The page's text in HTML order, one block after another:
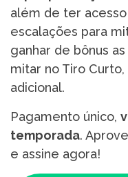
além de ter
escalações para
ganhar de bônus
mitar no Tiro
adicional.
Pagamento único,
temporada.
e assine agora!